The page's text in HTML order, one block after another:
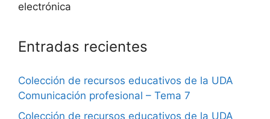
electrónica
Entradas recientes
Colección de recursos educativos de la UDA
Comunicación profesional – Tema 7
Colección de recursos educativos de la UDA